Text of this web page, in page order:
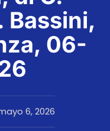
Bassini,
06-
6, 2026